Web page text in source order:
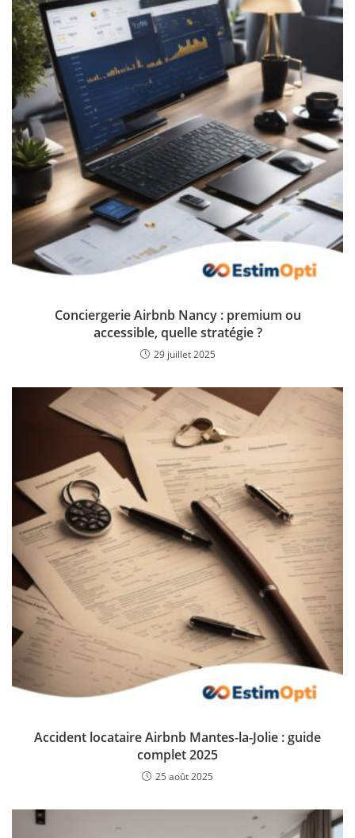
Conciergerie Airbnb Nancy : premium ou
accessible, quelle stratégie ?
29 juillet 2025
Accident locataire Airbnb Mantes-la-Jolie : guide
complet 2025
25 août 2025